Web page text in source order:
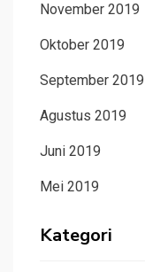
November 2019
Oktober 2019
September 2019
Agustus 2019
Juni 2019
Mei 2019
Kategori